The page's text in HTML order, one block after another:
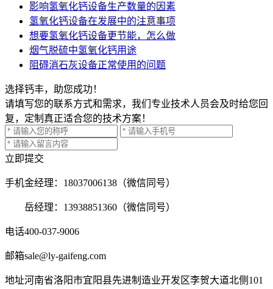
影响氢氧化钙设备生产数量的因素
氢氧化钙设备在发展中的注意事项
想要氢氧化钙设备更节能，怎么做
烟气脱硫中氢氧化钙用途
阻碍消石灰设备正常使用的问题
选择钙丰，助您成功！
请填写您的联系方式和需求，我们专业技术人员会及时给您回
复，定制真正适合您的技术方案！
立即提交
手机金经理：18037006138（微信同号）
岳经理：13938851360（微信同号）
电话400-037-9006
邮箱sale@ly-gaifeng.com
地址河南省洛阳市宜阳县先进制造业开发区李贺大道北侧101